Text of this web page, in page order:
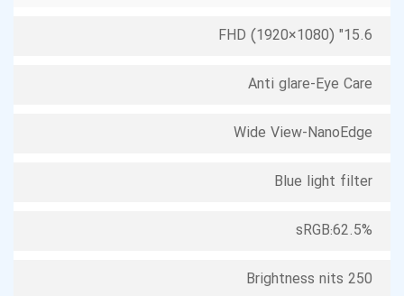
15.6" FHD (1920×1080)
Anti glare-Eye Care
Wide View-NanoEdge
Blue light filter
sRGB:62.5%
Brightness nits 250